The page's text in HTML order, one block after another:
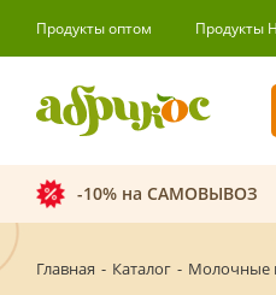
Продукты оптом Продукты
-10% на САМОВЫВОЗ
Главная - Каталог - Молочные